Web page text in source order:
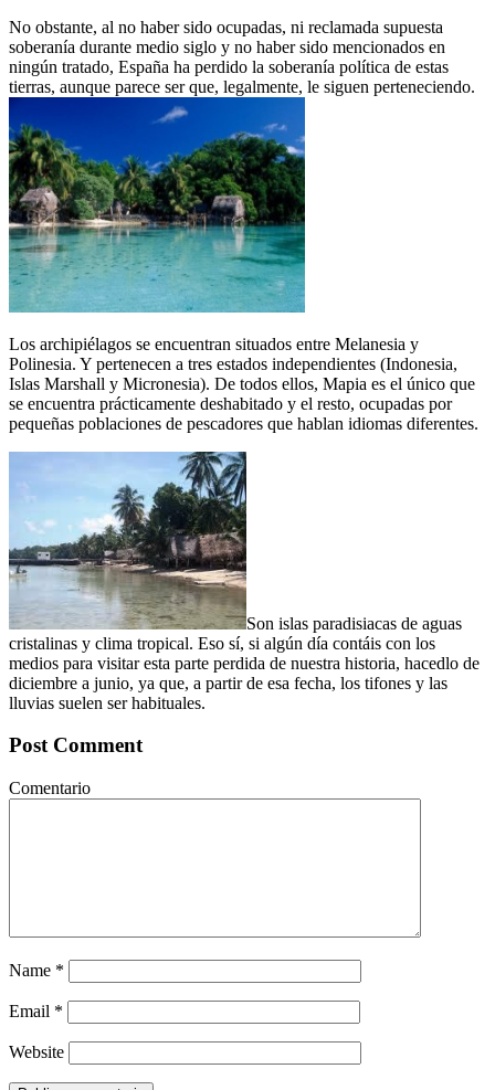
No obstante, al no haber sido ocupadas, ni reclamada supuesta
soberanía durante medio siglo y no haber sido mencionados en
ningún tratado, España ha perdido la soberanía política de estas
tierras, aunque parece ser que, legalmente, le siguen perteneciendo.
Los archipiélagos se encuentran situados entre Melanesia y
Polinesia. Y pertenecen a tres estados independientes (Indonesia,
Islas Marshall y Micronesia). De todos ellos, Mapia es el único que
se encuentra prácticamente deshabitado y el resto, ocupadas por
pequeñas poblaciones de pescadores que hablan idiomas diferentes.
Son islas paradisiacas de aguas
cristalinas y clima tropical. Eso sí, si algún día contáis con los
medios para visitar esta parte perdida de nuestra historia, hacedlo de
diciembre a junio, ya que, a partir de esa fecha, los tifones y las
lluvias suelen ser habituales.
Post Comment
Comentario
Name *
Email *
Website